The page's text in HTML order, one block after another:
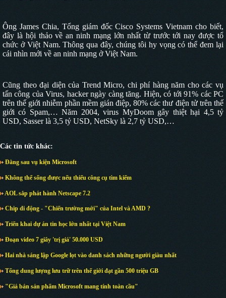
Ông James Chia, Tổng giám đốc Cisco Systems Vietnam cho biết,
đây là hội thảo về an ninh mạng lớn nhất từ trước tới nay được tổ
chức ở Việt Nam. Thông qua đây, chúng tôi hy vọng có thể đem lại
cái nhìn mới về an ninh mạng ở Việt Nam.
Cũng theo đại diện của Trend Micro, chi phí hàng năm cho các vụ
tấn công của Virus, hacker ngày càng tăng. Hiện, có tới 91% các PC
trên thế giới nhiễm phần mềm gián điệp, 80% các thư điện tử trên thế
giới có Spam,… Năm 2004, virus MyDoom gây thiệt hại 4,5 tỷ
USD, Sasser là 3,5 tỷ USD, NetSky là 2,7 tỷ USD,…
Các tin tức khác:
Đằng sau vụ kiện Microsoft
Không thể sống được nếu thiếu công cụ tìm kiếm
AOL sắp phát hành Netscape 7.2
Chip di động - "Chiến trường mới" của Intel và AMD ?
Triển khai dự án tin học lớn nhất tại Việt Nam
Đoạn video 7 giây 'trị giá' 50.000 USD
Hai nhà sáng lập Google lọt vào danh sách những người giàu nhất
Tổng dung lượng lưu trữ trên thế giới đạt gần 500 triệu GB
"Giá bán sản phẩm Microsoft mang tính toàn cầu"